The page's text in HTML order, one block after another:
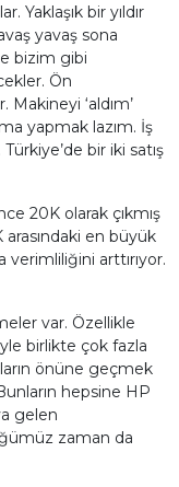
Yaklaşık bir yıldır
yavaş sona
bizim gibi
Ön
‘aldım’
yapmak lazım. İş
bir iki satış
20K olarak çıkmış
en büyük
verimliliğini arttırıyor.
var. Özellikle
birlikte çok fazla
önüne geçmek
hepsine HP
gelen
zaman da